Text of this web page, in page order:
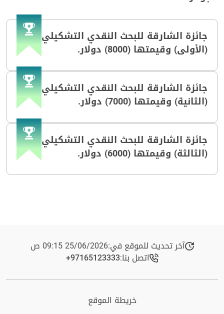
جائزة الشارقة للبحث النقدي التشكيلي
(الأولى) وقيمتها (8000) دولار.
جائزة الشارقة للبحث النقدي التشكيلي
(الثانية) وقيمتها (7000) دولار.
جائزة الشارقة للبحث النقدي التشكيلي
(الثالثة) وقيمتها (6000) دولار.
آخر تحديث للموقع في:25/06/2026 09:15 ص
اتصل بنا:+97165123333​
خريطة الموقع